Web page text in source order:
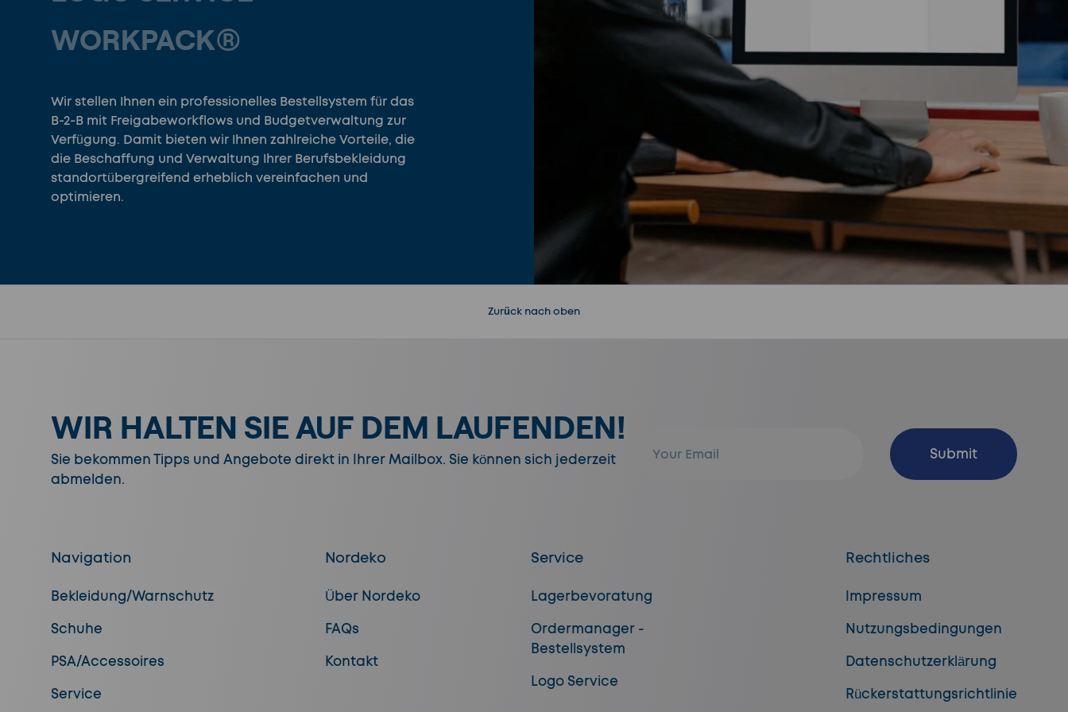
WORKPACK®
Wir stellen Ihnen ein professionelles Bestellsystem für das
B-2-B mit Freigabeworkflows und Budgetverwaltung zur
Verfügung. Damit bieten wir Ihnen zahlreiche Vorteile, die
die Beschaffung und Verwaltung Ihrer Berufsbekleidung
standortübergreifend erheblich vereinfachen und
optimieren.
Zurück nach oben
WIR HALTEN SIE AUF DEM LAUFENDEN!
Sie bekommen Tipps und Angebote direkt in Ihrer Mailbox. Sie können sich jederzeit
abmelden.
Abonnieren
Submit
Navigation
Bekleidung/Warnschutz
Schuhe
PSA/Accessoires
Service
Nordeko
Über Nordeko
FAQs
Kontakt
Service
Lagerbevoratung
Ordermanager -
Bestellsystem
Logo Service
Rechtliches
Impressum
Nutzungsbedingungen
Datenschutzerklärung
Rückerstattungsrichtlinie